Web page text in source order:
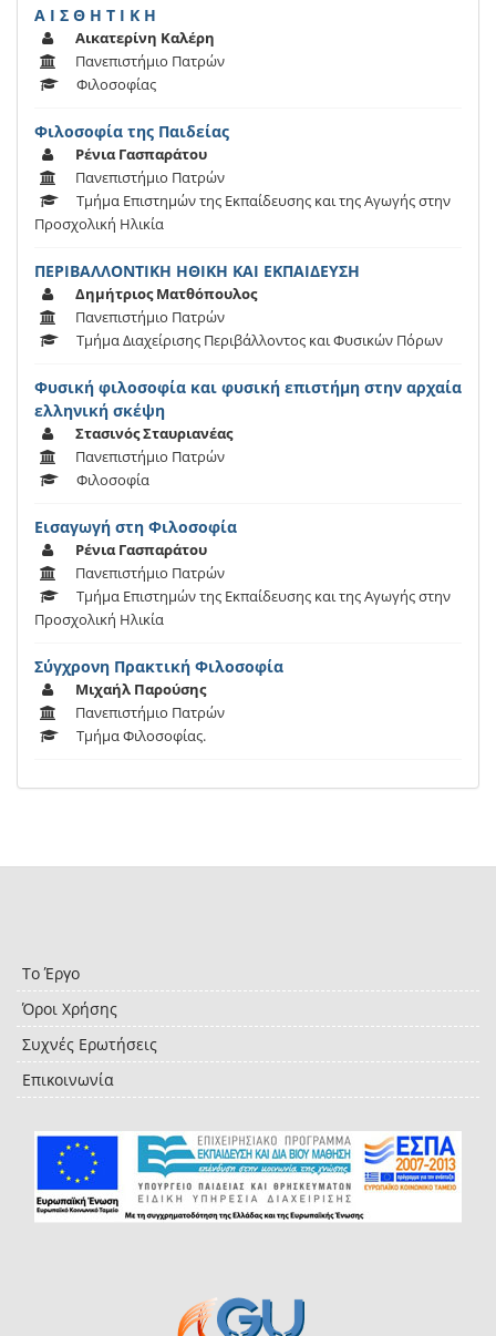
Α Ι Σ Θ Η Τ Ι Κ Η
Αικατερίνη Καλέρη
Πανεπιστήμιο Πατρών
Φιλοσοφίας
Φιλοσοφία της Παιδείας
Ρένια Γασπαράτου
Πανεπιστήμιο Πατρών
Τμήμα Επιστημών της Εκπαίδευσης και της Αγωγής στην
Προσχολική Ηλικία
ΠΕΡΙΒΑΛΛΟΝΤΙΚΗ ΗΘΙΚΗ ΚΑΙ ΕΚΠΑΙΔΕΥΣΗ
Δημήτριος Ματθόπουλος
Πανεπιστήμιο Πατρών
Τμήμα Διαχείρισης Περιβάλλοντος και Φυσικών Πόρων
Φυσική φιλοσοφία και φυσική επιστήμη στην αρχαία
ελληνική σκέψη
Στασινός Σταυριανέας
Πανεπιστήμιο Πατρών
Φιλοσοφία
Εισαγωγή στη Φιλοσοφία
Ρένια Γασπαράτου
Πανεπιστήμιο Πατρών
Τμήμα Επιστημών της Εκπαίδευσης και της Αγωγής στην
Προσχολική Ηλικία
Σύγχρονη Πρακτική Φιλοσοφία
Μιχαήλ Παρούσης
Πανεπιστήμιο Πατρών
Τμήμα Φιλοσοφίας.
Το Έργο
Όροι Χρήσης
Συχνές Ερωτήσεις
Επικοινωνία